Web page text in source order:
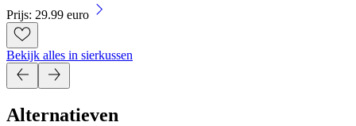
Prijs: 29.99 euro
Bekijk alles in sierkussen
Alternatieven